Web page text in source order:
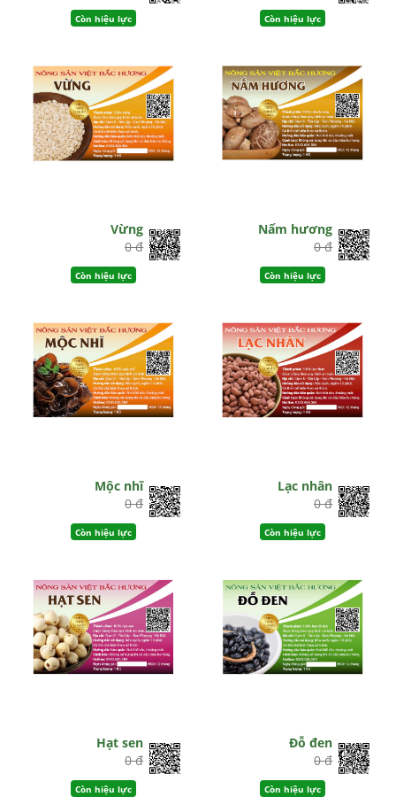
Còn hiệu lực Còn hiệu lực
Vừng
0 đ
Còn hiệu lực
Nấm hương
0 đ
Còn hiệu lực
Mộc nhĩ
0 đ
Còn hiệu lực
Lạc nhân
0 đ
Còn hiệu lực
Hạt sen
0 đ
Còn hiệu lực
Đỗ đen
0 đ
Còn hiệu lực